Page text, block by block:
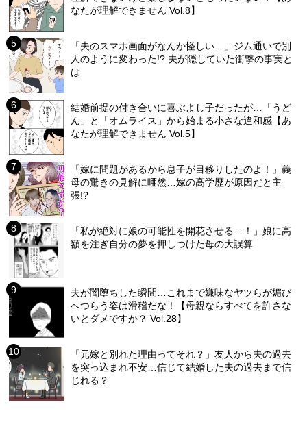
なたが理解できません Vol.8】
「夫のスマホ画面がなんか怪しい…」ジム通いで別
人のように変わった!? 夫が隠していた衝撃の事実と
は
結婚前提の付き合いに喜ぶよし子だったが…「うど
ん」と「オムライス」から始まる小さな違和感【あ
なたが理解できません Vol.5】
「嫁に問題があるから息子が目移りしたのよ！」義
母の驚きの見解に唖然…嫁の高学歴が原因だと主
張!?
「私が絶対に娘の可能性を開花させる…！」娘に高
額を注ぎ自分の夢を押しつけた母の大誤算
夫が闇堕ちした瞬間…これまで嫌味なヤツらが媚び
へつらう姿は滑稽だな！【母親ならすべてを許さな
いとダメですか？ Vol.28】
「元嫁と別れた理由ってそれ？」友人から夫の過去
を突っ込まれ不安…信じて結婚した夫の過去まで信
じれる？